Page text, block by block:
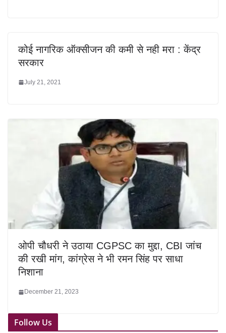
कोई नागरिक ऑक्सीजन की कमी से नही मरा : केंद्र
सरकार
July 21, 2021
ओपी चौधरी ने उठाया CGPSC का मुद्दा, CBI जांच
की रखी मांग, कांग्रेस ने भी रमन सिंह पर साधा
निशाना
December 21, 2023
Follow Us